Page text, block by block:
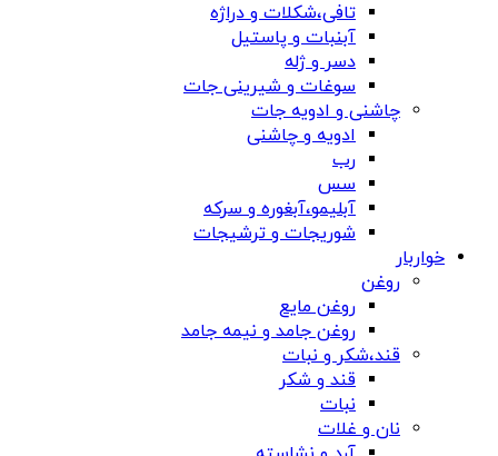
تافی،شکلات و دراژه
آبنبات و پاستیل
دسر و ژله
سوغات و شیرینی جات
چاشنی و ادویه جات
ادویه و چاشنی
رب
سس
آبلیمو،آبغوره و سرکه
شوریجات و ترشیجات
خواربار
روغن
روغن مایع
روغن جامد و نیمه جامد
قند،شکر و نبات
قند و شکر
نبات
نان و غلات